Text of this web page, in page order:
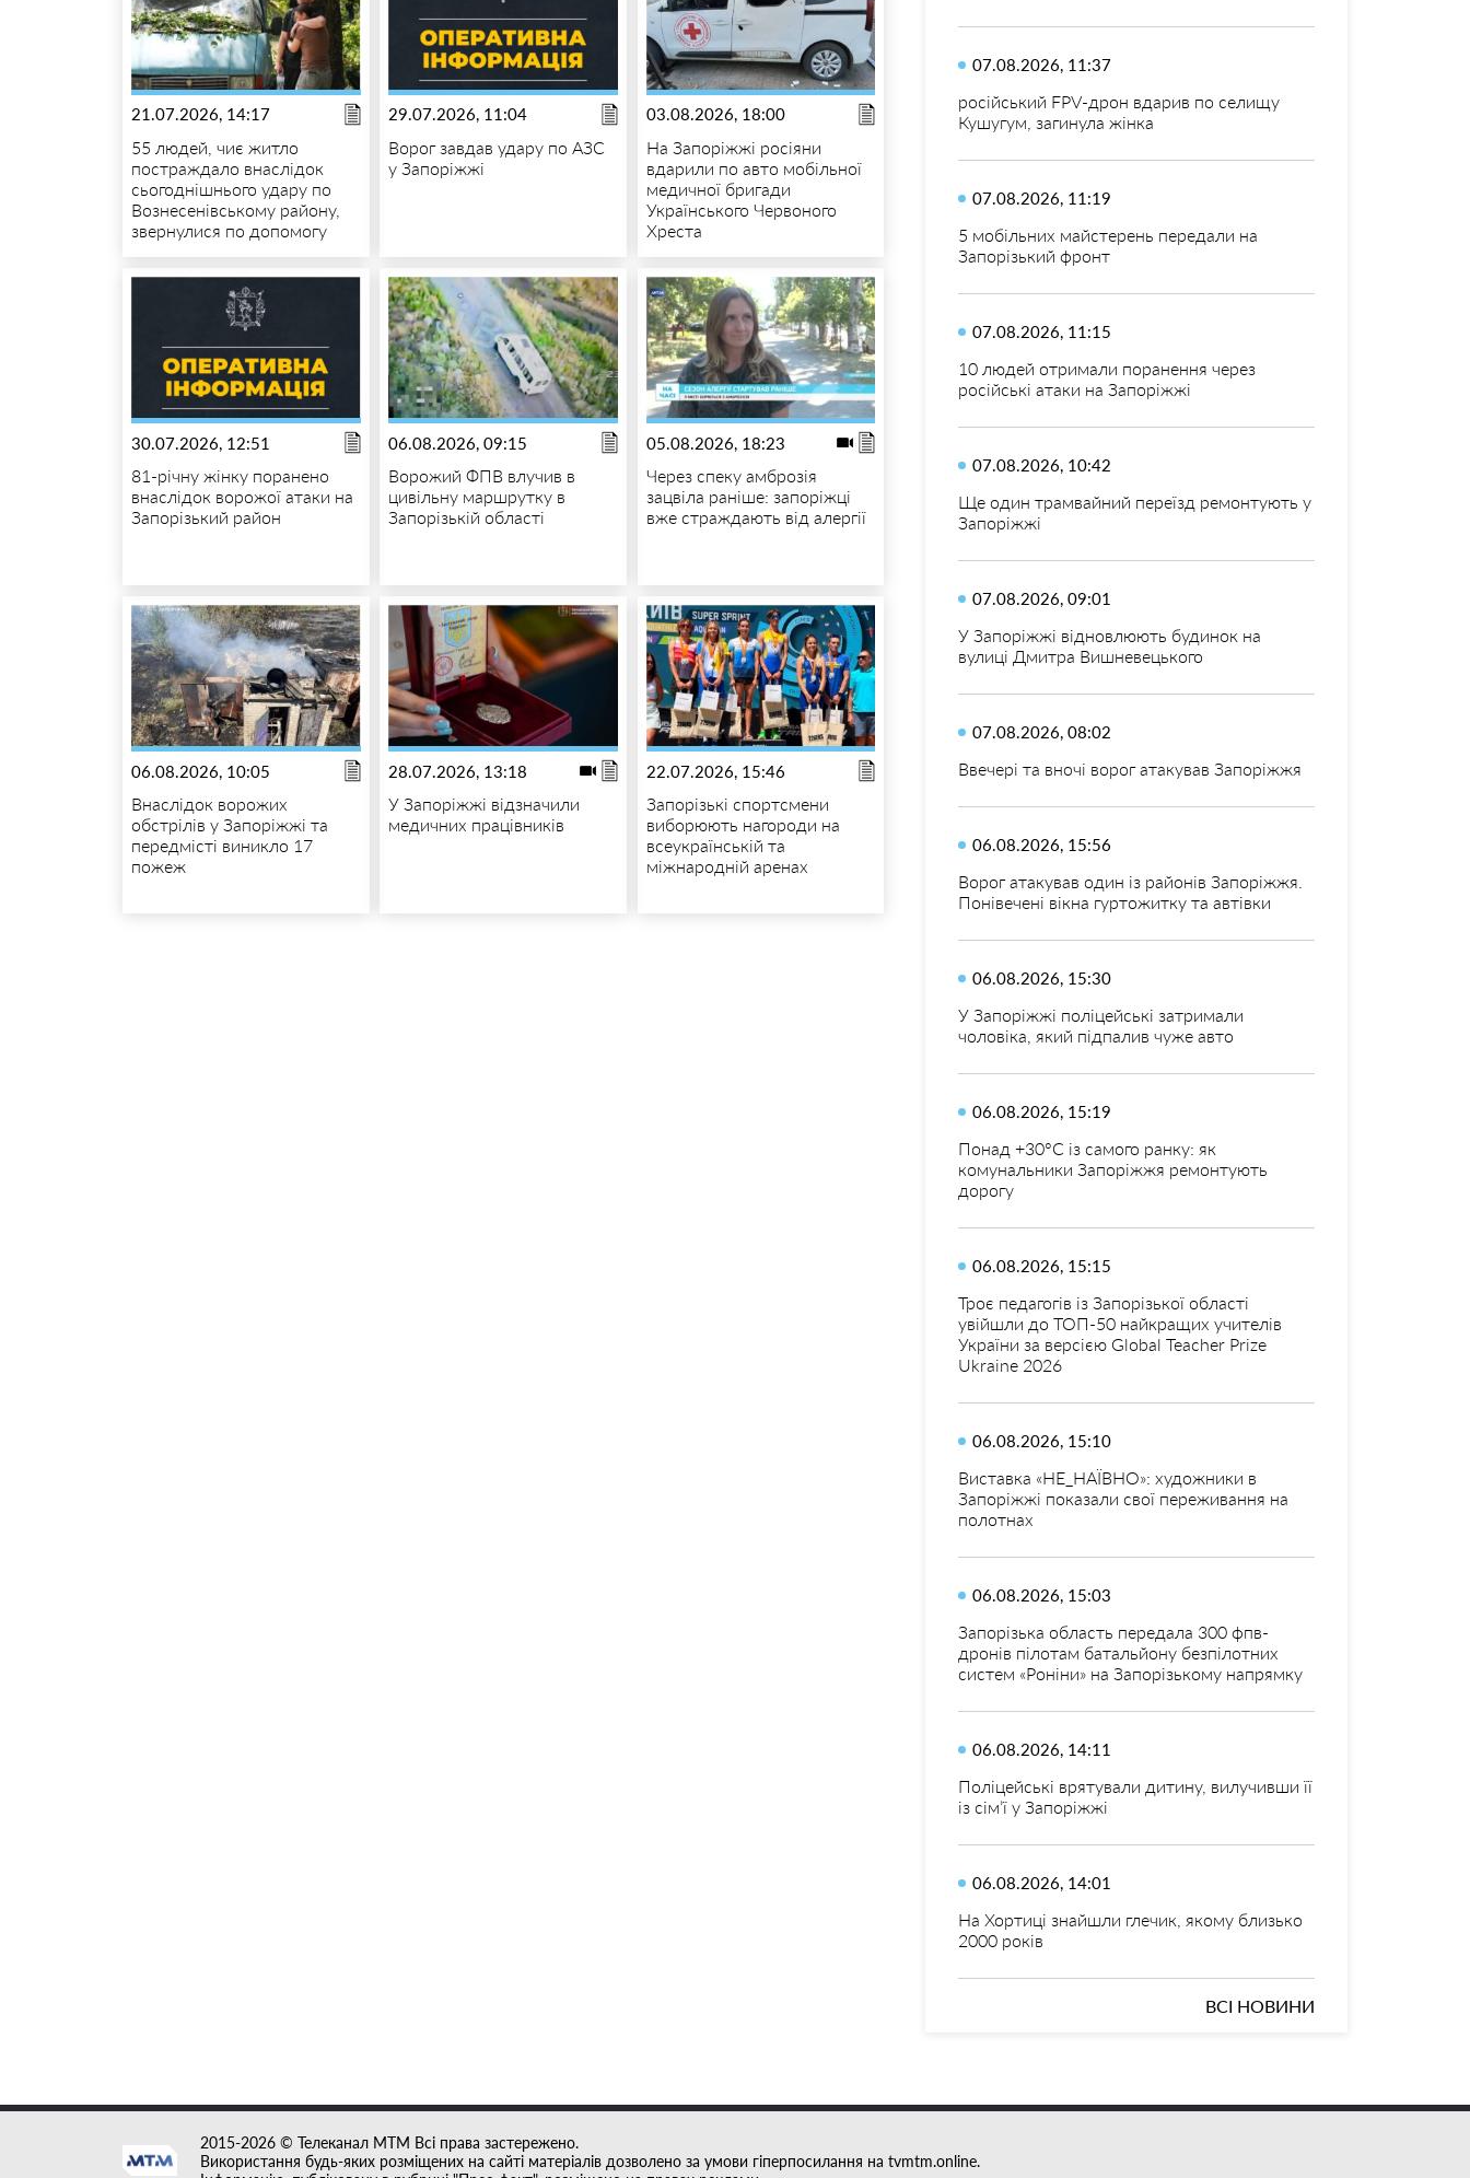
21.07.2026, 14:17
55 людей, чиє житло
постраждало внаслідок
сьогоднішнього удару по
Вознесенівському району,
звернулися по допомогу
29.07.2026, 11:04
Ворог завдав удару по АЗС
у Запоріжжі
03.08.2026, 18:00
На Запоріжжі росіяни
вдарили по авто мобільної
медичної бригади
Українського Червоного
Хреста
30.07.2026, 12:51
81-річну жінку поранено
внаслідок ворожої атаки на
Запорізький район
06.08.2026, 09:15
Ворожий ФПВ влучив в
цивільну маршрутку в
Запорізькій області
05.08.2026, 18:23
Через спеку амброзія
зацвіла раніше: запоріжці
вже страждають від алергії
06.08.2026, 10:05
Внаслідок ворожих
обстрілів у Запоріжжі та
передмісті виникло 17
пожеж
28.07.2026, 13:18
У Запоріжжі відзначили
медичних працівників
22.07.2026, 15:46
Запорізькі спортсмени
виборюють нагороди на
всеукраїнській та
міжнародній аренах
07.08.2026, 11:37
російський FPV-дрон вдарив по селищу
Кушугум, загинула жінка
07.08.2026, 11:19
5 мобільних майстерень передали на
Запорізький фронт
07.08.2026, 11:15
10 людей отримали поранення через
російські атаки на Запоріжжі
07.08.2026, 10:42
Ще один трамвайний переїзд ремонтують у
Запоріжжі
07.08.2026, 09:01
У Запоріжжі відновлюють будинок на
вулиці Дмитра Вишневецького
07.08.2026, 08:02
Ввечері та вночі ворог атакував Запоріжжя
06.08.2026, 15:56
Ворог атакував один із районів Запоріжжя.
Понівечені вікна гуртожитку та автівки
06.08.2026, 15:30
У Запоріжжі поліцейські затримали
чоловіка, який підпалив чуже авто
06.08.2026, 15:19
Понад +30°C із самого ранку: як
комунальники Запоріжжя ремонтують
дорогу
06.08.2026, 15:15
Троє педагогів із Запорізької області
увійшли до ТОП-50 найкращих учителів
України за версією Global Teacher Prize
Ukraine 2026
06.08.2026, 15:10
Виставка «НЕ_НАЇВНО»: художники в
Запоріжжі показали свої переживання на
полотнах
06.08.2026, 15:03
Запорізька область передала 300 фпв-
дронів пілотам батальйону безпілотних
систем «Роніни» на Запорізькому напрямку
06.08.2026, 14:11
Поліцейські врятували дитину, вилучивши її
із сім’ї у Запоріжжі
06.08.2026, 14:01
На Хортиці знайшли глечик, якому близько
2000 років
ВСІ НОВИНИ
2015-2026 © Телеканал MTM Всі права застережено.
Використання будь-яких розміщених на сайті матеріалів дозволено за умови гіперпосилання на tvmtm.online.